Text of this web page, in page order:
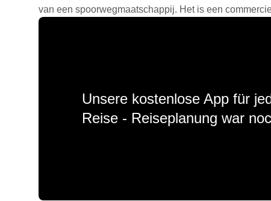
van een spoorwegmaatschappij. Het is een
Unsere kostenlose App für
Reise - Reiseplanung war